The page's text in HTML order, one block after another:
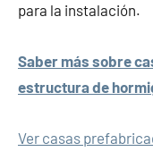
para la instalación.
Saber más sobre
estructura de
Ver casas